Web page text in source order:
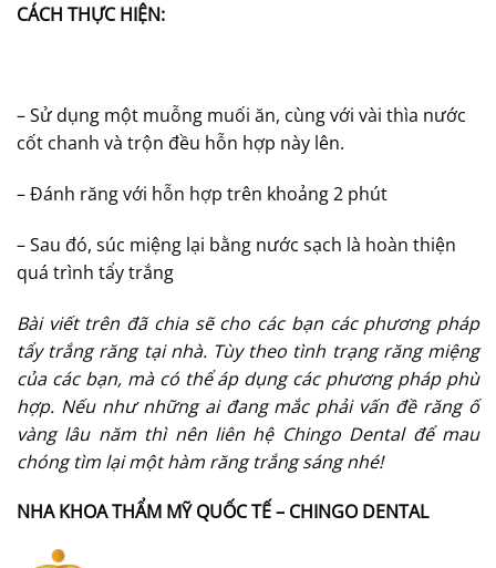
CÁCH THỰC HIỆN:
– Sử dụng một muỗng muối ăn, cùng với vài thìa nước
cốt chanh và trộn đều hỗn hợp này lên.
– Đánh răng với hỗn hợp trên khoảng 2 phút
– Sau đó, súc miệng lại bằng nước sạch là hoàn thiện
quá trình tẩy trắng
Bài viết trên đã chia sẽ cho các bạn các phương pháp
tẩy trắng răng tại nhà. Tùy theo tình trạng răng miệng
của các bạn, mà có thể áp dụng các phương pháp phù
hợp. Nếu như những ai đang mắc phải vấn đề răng ố
vàng lâu năm thì nên liên hệ Chingo Dental để mau
chóng tìm lại một hàm răng trắng sáng nhé!
NHA KHOA THẨM MỸ QUỐC TẾ – CHINGO DENTAL